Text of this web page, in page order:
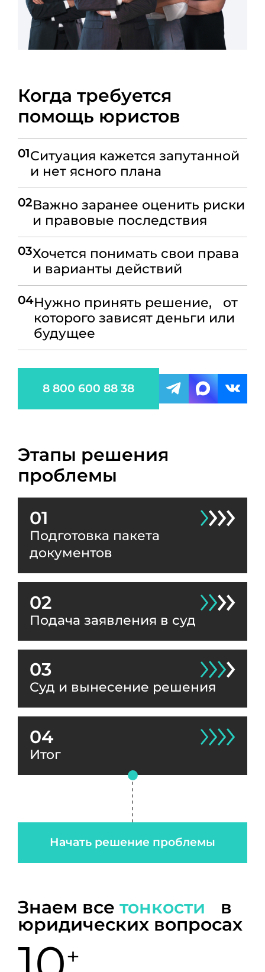
Когда требуется
помощь юристов
01Ситуация кажется запутанной
и нет ясного плана
02Важно заранее оценить риски
и правовые последствия
03Хочется понимать свои права
и варианты действий
04Нужно принять решение, от
которого зависят деньги или
будущее
8 800 600 88 38
Этапы решения
проблемы
01
Подготовка пакета
документов
02
Подача заявления в суд
03
Суд и вынесение решения
04
Итог
Начать решение проблемы
Знаем все тонкости в
юридических вопросах
+